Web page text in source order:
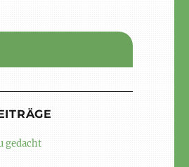
gedacht